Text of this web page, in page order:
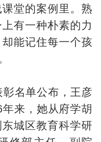
堂的案例里。熟
有一种朴素的力
能记住每一个孩
名单公布，王彦
来，她从府学胡
城区教育科学研